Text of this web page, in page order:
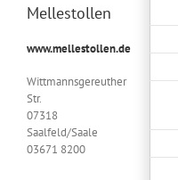
Mellestollen
www.mellestollen.de
Wittmannsgereuther
Str.
07318
Saalfeld/Saale
03671 8200